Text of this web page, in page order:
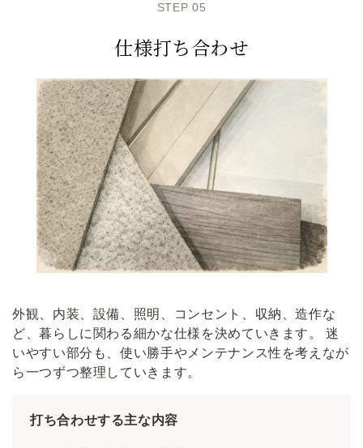
STEP 05
仕様打ち合わせ
外観、内装、設備、照明、コンセント、収納、造作な
ど、暮らしに関わる細かな仕様を決めていきます。 迷
いやすい部分も、使い勝手やメンテナンス性を考えなが
ら一つずつ整理していきます。
打ち合わせする主な内容